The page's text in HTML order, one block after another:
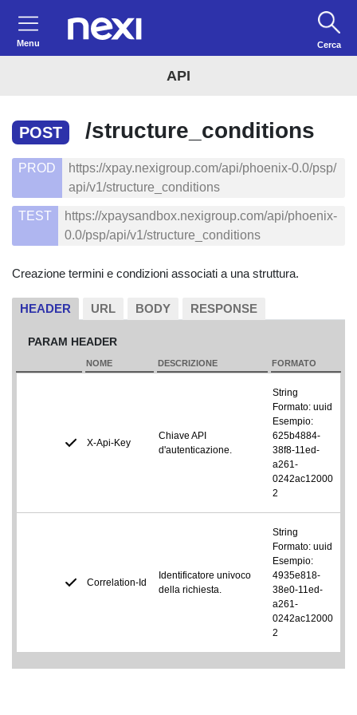
Menu Cerca
API
POST /structure_conditions
PROD
https://xpay.nexigroup.com/api/phoenix-0.0/psp/
api/v1/structure_conditions
TEST
https://xpaysandbox.nexigroup.com/api/phoenix-
0.0/psp/api/v1/structure_conditions
Creazione termini e condizioni associati a una struttura.
HEADER URL BODY RESPONSE
PARAM HEADER
NOME DESCRIZIONE FORMATO
X-Api-Key
Chiave API
d'autenticazione.
String
Formato: uuid
Esempio:
625b4884-
38f8-11ed-
a261-
0242ac12000
2
Correlation-Id
Identificatore univoco
della richiesta.
String
Formato: uuid
Esempio:
4935e818-
38e0-11ed-
a261-
0242ac12000
2